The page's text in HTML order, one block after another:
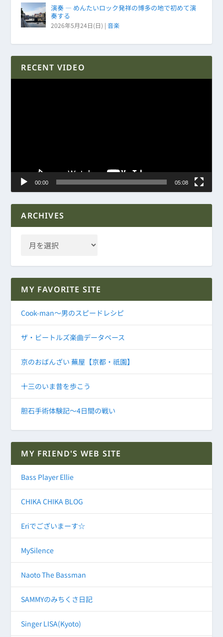
演奏 ― めんたいロック発祥の博多の地で初めて演
奏する
2026年5月24日(日) |音楽
RECENT VIDEO
00:00 05:08
ARCHIVES
MY FAVORITE SITE
Cook-man～男のスピードレシピ
ザ・ビートルズ楽曲データベース
京のおばんざい 蕪屋【京都・祇園】
十三のいま昔を歩こう
胆石手術体験記～4日間の戦い
MY FRIEND'S WEB SITE
Bass Player Ellie
CHIKA CHIKA BLOG
Eriでございまーす☆
MySilence
Naoto The Bassman
SAMMYのみちくさ日記
Singer LISA(Kyoto)